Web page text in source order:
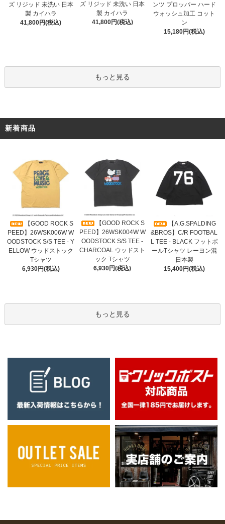
ズ リジッド 未洗い 日本
製 カイハラ
41,800円(税込)
ズ リジッド 未洗い 日本
製 カイハラ
41,800円(税込)
ンツ プロッパー ハード
ウォッシュ加工 コット
ン
15,180円(税込)
もっと見る
新着商品
【GOOD ROCK S
PEED】26WSK006W W
OODSTOCK S/S TEE - Y
ELLOW ウッドストック
Tシャツ
6,930円(税込)
【GOOD ROCK S
PEED】26WSK004W W
OODSTOCK S/S TEE -
CHARCOAL ウッドスト
ック Tシャツ
6,930円(税込)
【A.G.SPALDING
&BROS】C/R FOOTBAL
L TEE - BLACK フットボ
ールTシャツ レーヨン混
日本製
15,400円(税込)
もっと見る